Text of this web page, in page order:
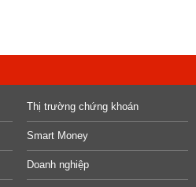
Thị trường chứng khoán
Smart Money
Doanh nghiệp